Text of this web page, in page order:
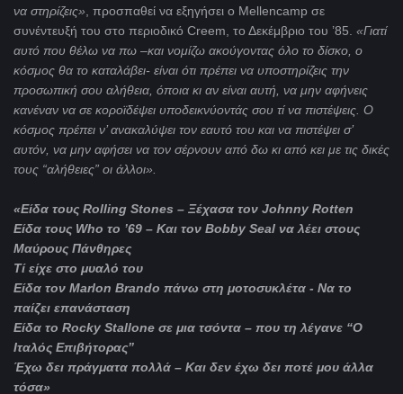
να στηρίζεις», προσπαθεί να εξηγήσει ο Mellencamp σε
συνέντευξή του στο περιοδικό Creem, το Δεκέμβριο του ’85. «Γιατί
αυτό που θέλω να πω –και νομίζω ακούγοντας όλο το δίσκο, ο
κόσμος θα το καταλάβει- είναι ότι πρέπει να υποστηρίζεις την
προσωπική σου αλήθεια, όποια κι αν είναι αυτή, να μην αφήνεις
κανέναν να σε κοροϊδέψει υποδεικνύοντάς σου τί να πιστέψεις. Ο
κόσμος πρέπει ν’ ανακαλύψει τον εαυτό του και να πιστέψει σ’
αυτόν, να μην αφήσει να τον σέρνουν από δω κι από κει με τις δικές
τους “αλήθειες” οι άλλοι».
«Είδα τους Rolling Stones – Ξέχασα τον Johnny Rotten
Είδα τους Who το ’69 – Και τον Bobby Seal να λέει στους
Μαύρους Πάνθηρες
Τί είχε στο μυαλό του
Είδα τον Marlon Brando πάνω στη μοτοσυκλέτα - Να το
παίζει επανάσταση
Είδα το Rocky Stallone σε μια τσόντα – που τη λέγανε “O
Ιταλός Επιβήτορας”
Έχω δει πράγματα πολλά – Και δεν έχω δει ποτέ μου άλλα
τόσα»